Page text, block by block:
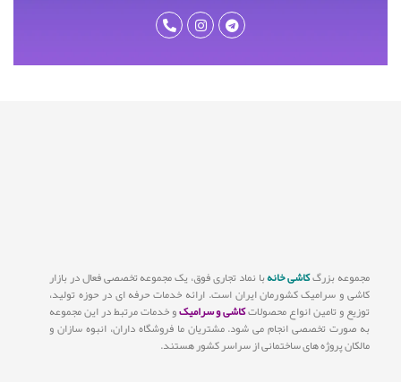
مجموعه بزرگکاشی خانهبا نماد تجاری فوق، یک مجموعه تخصصی فعال در بازار
کاشی و سرامیک کشورمان ایران است. ارائه خدمات حرفه ای در حوزه تولید،
توزیع و تامین انواع محصولاتکاشی و سرامیکو خدمات مرتبط در این مجموعه
به صورت تخصصی انجام می شود. مشتریان ما فروشگاه داران، انبوه سازان و
مالکان پروژه های ساختمانی از سراسر کشور هستند.